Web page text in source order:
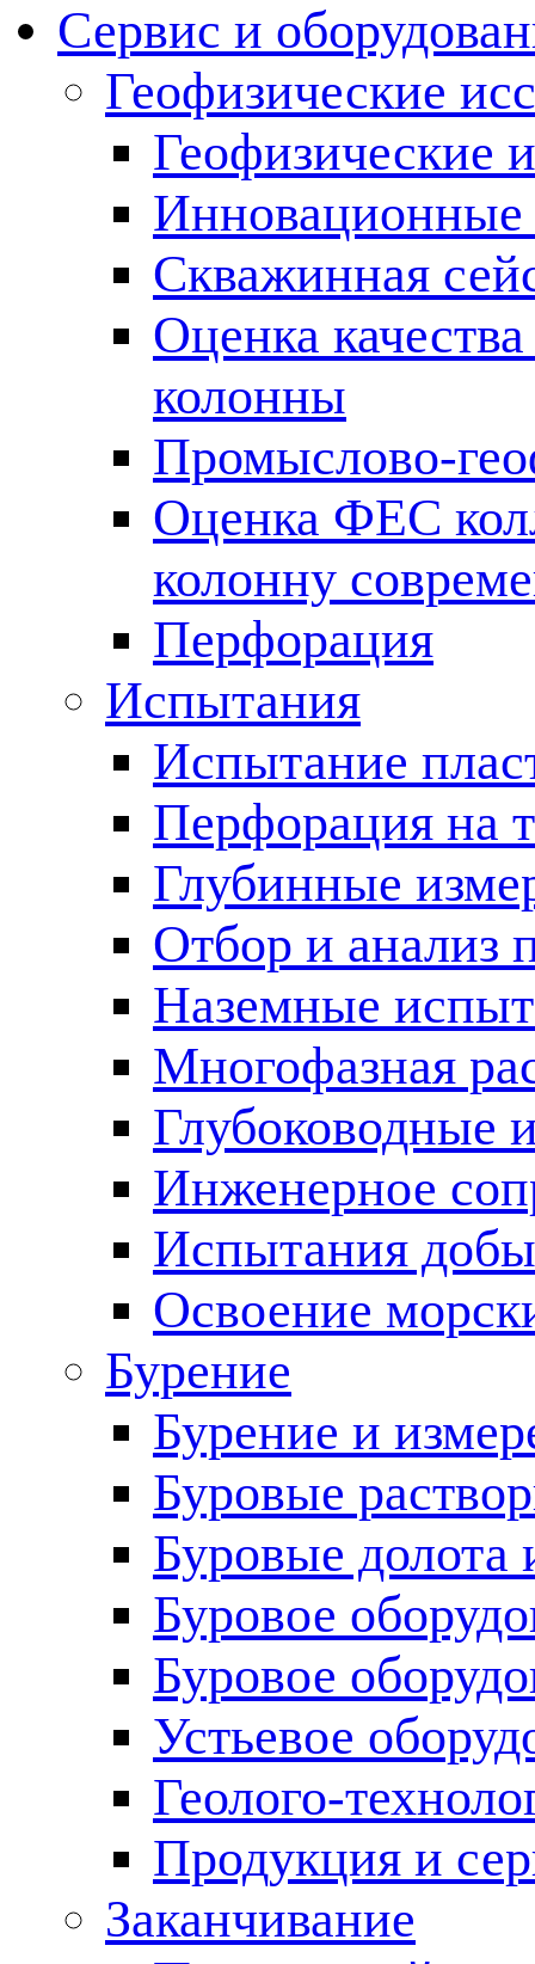
Сервис и
Геофизические
Геофизические
Инновационные
Скважинная
Оценка
колонны
Промыслово-
Оценка ФЕС
колонну
Перфорация
Испытания
Испытание
Перфорация на
Глубинные
Отбор и анализ
Наземные
Многофазная
Глубоководные
Инженерное
Испытания
Освоение
Бурение
Бурение и
Буровые
Буровые долота
Буровое
Буровое
Устьевое
Геолого-
Продукция и
Заканчивание